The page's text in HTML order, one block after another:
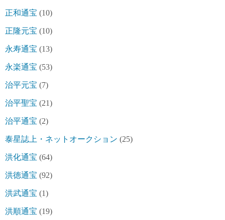
正和通宝 (10)
正隆元宝 (10)
永寿通宝 (13)
永楽通宝 (53)
治平元宝 (7)
治平聖宝 (21)
治平通宝 (2)
泰星誌上・ネットオークション (25)
洪化通宝 (64)
洪徳通宝 (92)
洪武通宝 (1)
洪順通宝 (19)